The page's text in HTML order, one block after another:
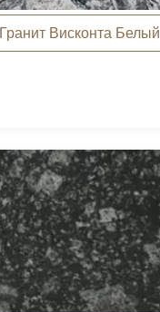
Гранит Висконта Белый